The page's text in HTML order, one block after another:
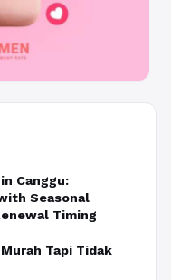
Canggu:
Seasonal
Timing
Tapi Tidak